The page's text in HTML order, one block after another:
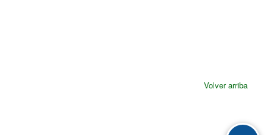
Volver arriba